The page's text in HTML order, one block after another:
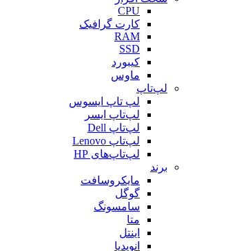
CPU
کارت گرافیک
RAM
SSD
کیبورد
ماوس
لپ‌تاپ
لپ تاپ ایسوس
لپ‌تاپ ایسر
لپ‌تاپ Dell
لپ‌تاپ Lenovo
لپ‌تاپ‌های HP
برند
مایکروسافت
گوگل
سامسونگ
متا
اینتل
انویدیا